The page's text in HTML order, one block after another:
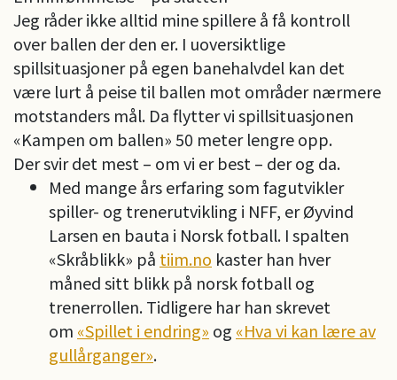
Jeg råder ikke alltid mine spillere å få kontroll
over ballen der den er. I uoversiktlige
spillsituasjoner på egen banehalvdel kan det
være lurt å peise til ballen mot områder nærmere
motstanders mål. Da flytter vi spillsituasjonen
«Kampen om ballen» 50 meter lengre opp.
Der svir det mest – om vi er best – der og da.
Med mange års erfaring som fagutvikler
spiller- og trenerutvikling i NFF, er Øyvind
Larsen en bauta i Norsk fotball. I spalten
«Skråblikk» på tiim.no kaster han hver
måned sitt blikk på norsk fotball og
trenerrollen. Tidligere har han skrevet
om «Spillet i endring» og «Hva vi kan lære av
gullårganger».